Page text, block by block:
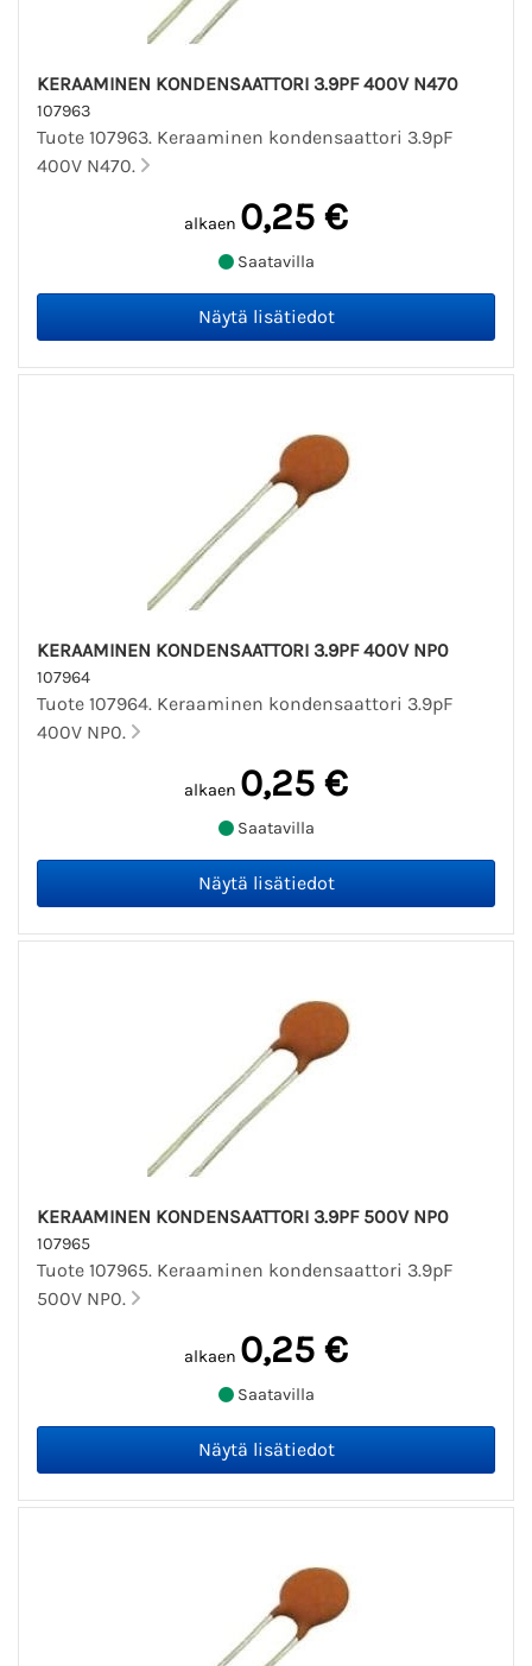
KERAAMINEN KONDENSAATTORI 3.9PF 400V N470
107963
Tuote 107963. Keraaminen kondensaattori 3.9pF
400V N470.
alkaen 0,25 €
Saatavilla
KERAAMINEN KONDENSAATTORI 3.9PF 400V NP0
107964
Tuote 107964. Keraaminen kondensaattori 3.9pF
400V NP0.
alkaen 0,25 €
Saatavilla
KERAAMINEN KONDENSAATTORI 3.9PF 500V NP0
107965
Tuote 107965. Keraaminen kondensaattori 3.9pF
500V NP0.
alkaen 0,25 €
Saatavilla